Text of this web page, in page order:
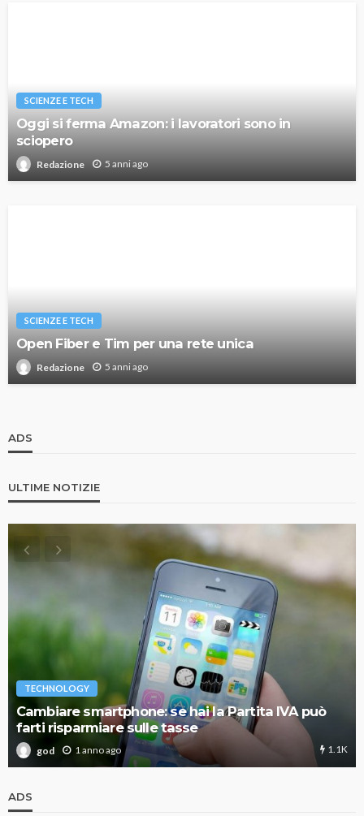
SCIENZE E TECH
Oggi si ferma Amazon: i lavoratori sono in
sciopero
Redazione 5 anni ago
SCIENZE E TECH
Open Fiber e Tim per una rete unica
Redazione 5 anni ago
ADS
ULTIME NOTIZIE
TECHNOLOGY
Cambiare smartphone: se hai la Partita IVA può
farti risparmiare sulle tasse
god 1 anno ago 1.1K
ADS